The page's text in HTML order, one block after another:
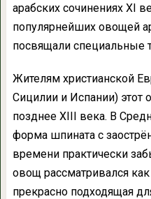
арабских сочинениях XI
популярнейших овощей
посвящали специальные
Жителям христианской
Сицилии и Испании) этот
позднее XIII века. В
форма шпината с
времени практически
овощ рассматривался
прекрасно подходящая